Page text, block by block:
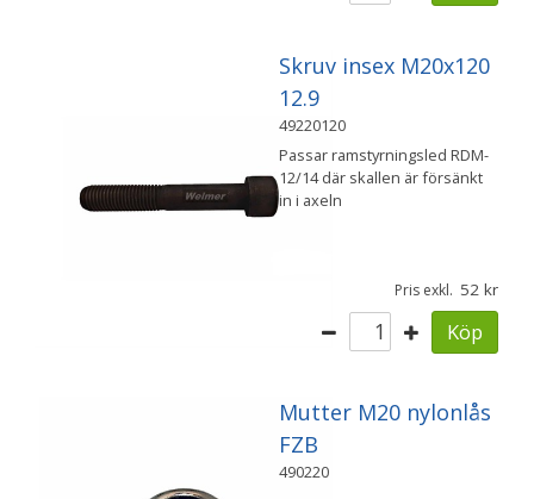
Skruv insex M20x120
12.9
49220120
Passar ramstyrningsled RDM-
12/14 där skallen är försänkt
in i axeln
Pris exkl. 52
Köp
Mutter M20 nylonlås
FZB
490220